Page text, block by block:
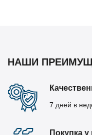
НАШИ
7 дней в
Покупка